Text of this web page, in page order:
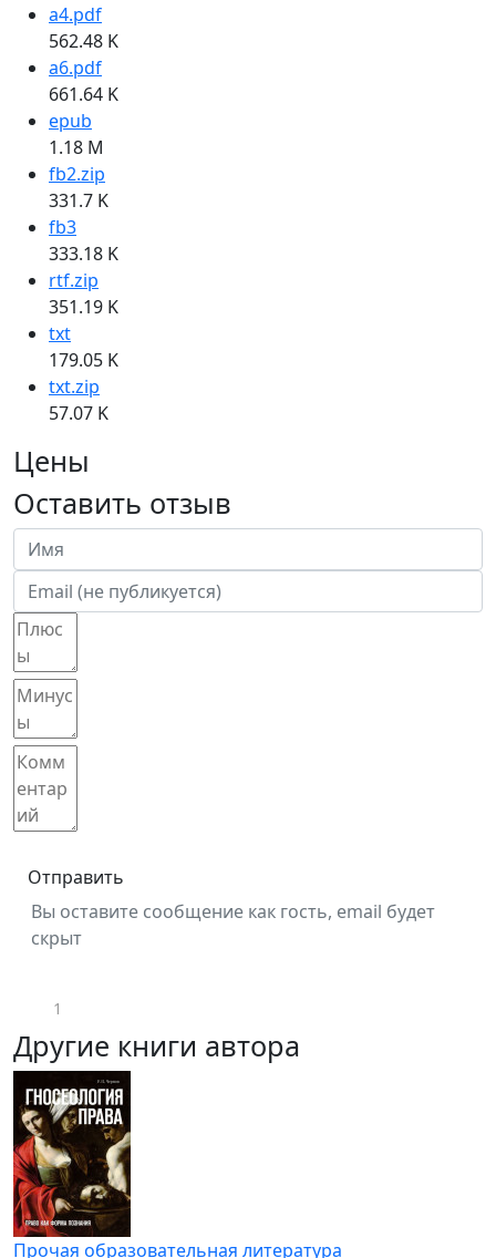
a4.pdf
562.48 K
a6.pdf
661.64 K
epub
1.18 M
fb2.zip
331.7 K
fb3
333.18 K
rtf.zip
351.19 K
txt
179.05 K
txt.zip
57.07 K
Цены
Оставить отзыв
Отправить
Вы оставите сообщение как гость, email будет
скрыт
1
Другие книги автора
Прочая образовательная литература